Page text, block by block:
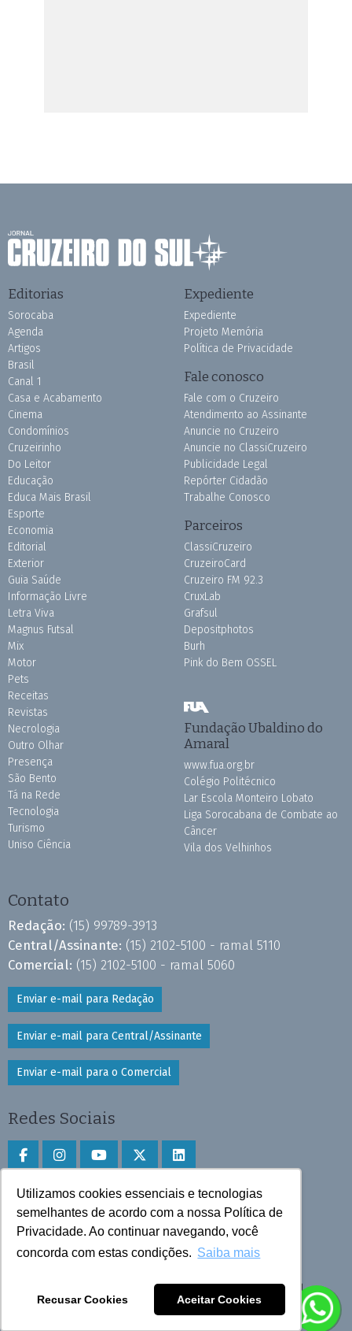
Utilizamos cookies essenciais e tecnologias
semelhantes de acordo com a nossa Política de
Privacidade. Ao continuar navegando, você
concorda com estas condições. Saiba mais
Recusar Cookies Aceitar Cookies
Editorias
Sorocaba
Agenda
Artigos
Brasil
Canal 1
Casa e Acabamento
Cinema
Condomínios
Cruzeirinho
Do Leitor
Educação
Educa Mais Brasil
Esporte
Economia
Editorial
Exterior
Guia Saúde
Informação Livre
Letra Viva
Magnus Futsal
Mix
Motor
Pets
Receitas
Revistas
Necrologia
Outro Olhar
Presença
São Bento
Tá na Rede
Tecnologia
Turismo
Uniso Ciência
Expediente
Expediente
Projeto Memória
Política de Privacidade
Fale conosco
Fale com o Cruzeiro
Atendimento ao Assinante
Anuncie no Cruzeiro
Anuncie no ClassiCruzeiro
Publicidade Legal
Repórter Cidadão
Trabalhe Conosco
Parceiros
ClassiCruzeiro
CruzeiroCard
Cruzeiro FM 92.3
CruxLab
Grafsul
Depositphotos
Burh
Pink do Bem OSSEL
Fundação Ubaldino do
Amaral
www.fua.org.br
Colégio Politécnico
Lar Escola Monteiro Lobato
Liga Sorocabana de Combate ao
Câncer
Vila dos Velhinhos
Contato
Redação: (15) 99789-3913
Central/Assinante: (15) 2102-5100 - ramal 5110
Comercial: (15) 2102-5100 - ramal 5060
Enviar e-mail para Redação
Enviar e-mail para Central/Assinante
Enviar e-mail para o Comercial
Redes Sociais
Faça download do aplicativo
Play Store e App Store
Todos os direitos reservados © 2025 Cruzeiro do Sul